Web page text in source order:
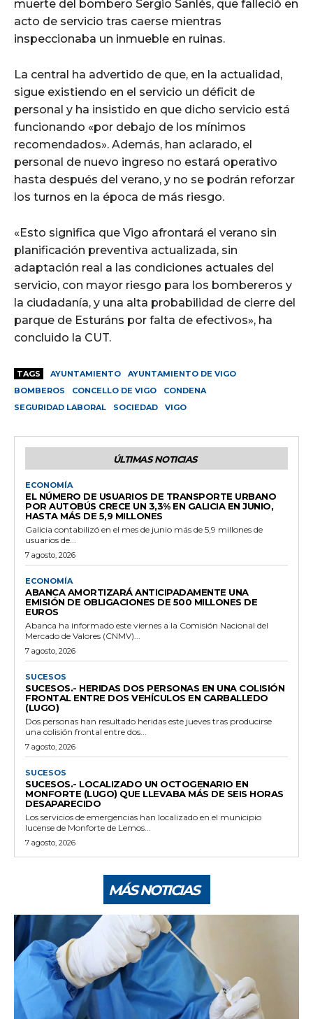
muerte del bombero Sergio Sanlés, que falleció en
acto de servicio tras caerse mientras
inspeccionaba un inmueble en ruinas.
La central ha advertido de que, en la actualidad,
sigue existiendo en el servicio un déficit de
personal y ha insistido en que dicho servicio está
funcionando «por debajo de los mínimos
recomendados». Además, han aclarado, el
personal de nuevo ingreso no estará operativo
hasta después del verano, y no se podrán reforzar
los turnos en la época de más riesgo.
«Esto significa que Vigo afrontará el verano sin
planificación preventiva actualizada, sin
adaptación real a las condiciones actuales del
servicio, con mayor riesgo para los bombereros y
la ciudadanía, y una alta probabilidad de cierre del
parque de Esturáns por falta de efectivos», ha
concluido la CUT.
TAGS AYUNTAMIENTO
AYUNTAMIENTO DE VIGO
BOMBEROS
CONCELLO DE VIGO
CONDENA
SEGURIDAD LABORAL
SOCIEDAD VIGO
ÚLTIMAS NOTICIAS
ECONOMÍA
EL NÚMERO DE USUARIOS DE TRANSPORTE URBANO
POR AUTOBÚS CRECE UN 3,3% EN GALICIA EN JUNIO,
HASTA MÁS DE 5,9 MILLONES
Galicia contabilizó en el mes de junio más de 5,9 millones de
usuarios de...
7 agosto, 2026
ECONOMÍA
ABANCA AMORTIZARÁ ANTICIPADAMENTE UNA
EMISIÓN DE OBLIGACIONES DE 500 MILLONES DE
EUROS
Abanca ha informado este viernes a la Comisión Nacional del
Mercado de Valores (CNMV)...
7 agosto, 2026
SUCESOS
SUCESOS.- HERIDAS DOS PERSONAS EN UNA COLISIÓN
FRONTAL ENTRE DOS VEHÍCULOS EN CARBALLEDO
(LUGO)
Dos personas han resultado heridas este jueves tras producirse
una colisión frontal entre dos...
7 agosto, 2026
SUCESOS
SUCESOS.- LOCALIZADO UN OCTOGENARIO EN
MONFORTE (LUGO) QUE LLEVABA MÁS DE SEIS HORAS
DESAPARECIDO
Los servicios de emergencias han localizado en el municipio
lucense de Monforte de Lemos...
7 agosto, 2026
MÁS NOTICIAS